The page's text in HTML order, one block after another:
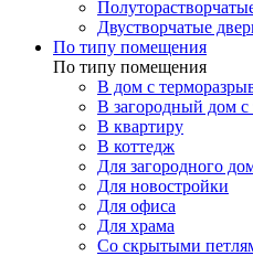
Двустворчатые
По типу помещения
По типу помещения
В дом с
В загородный дом
В квартиру
В коттедж
Для загородного
Для новостройки
Для офиса
Для храма
Со скрытыми